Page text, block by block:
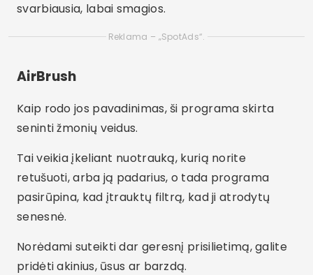
svarbiausia, labai smagios.
Reklama – „SpotAds“.
AirBrush
Kaip rodo jos pavadinimas, ši programa skirta
seninti žmonių veidus.
Tai veikia įkeliant nuotrauką, kurią norite
retušuoti, arba ją padarius, o tada programa
pasirūpina, kad įtrauktų filtrą, kad ji atrodytų
senesnė.
Norėdami suteikti dar geresnį prisilietimą, galite
pridėti akinius, ūsus ar barzdą.